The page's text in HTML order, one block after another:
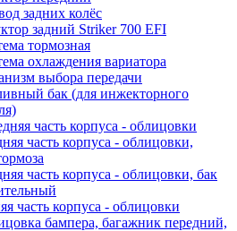
задних колёс
задний Striker 700 EFI
тормозная
охлаждения вариатора
выбора передачи
бак (для инжекторного
часть корпуса - облицовки
часть корпуса - облицовки,
часть корпуса - облицовки, бак
часть корпуса - облицовки
бампера, багажник передний,